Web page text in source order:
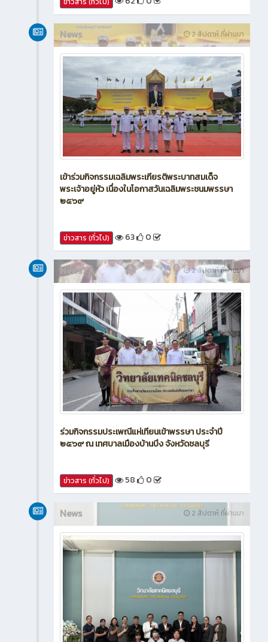
2 สัปดาห์ ที่ผ่านมา
News
เข้าร่วมกิจกรรมเฉลิมพระเกียรติพระบาทสมเด็จ
พระเจ้าอยู่หัว เนื่องในโอกาสวันเฉลิมพระชนมพรรษา
๒๕๖๙
ข่าวสาร (ทั่วไป) 63 0
2 สัปดาห์ ที่ผ่านมา
News
ร่วมกิจกรรมประเพณีแห่เทียนเข้าพรรษา ประจำปี
๒๕๖๙ ณ เทศบาลเมืองบ้านบึง จังหวัดชลบุรี
ข่าวสาร (ทั่วไป) 58 0
2 สัปดาห์ ที่ผ่านมา
News